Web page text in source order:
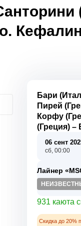
Бари
Пирей
Корфу
(Греция) –
06 сент
сб, 00:00
Лайнер
931 каюта
Скидка до 20%